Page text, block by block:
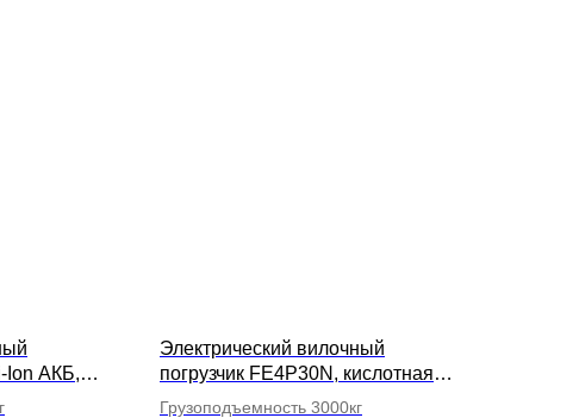
Ion АКБ,
Электрический вилочный
погрузчик FE4P30N, кислотная
АКБ, высота подъема вил 6000мм
Грузоподъемность 3000кг